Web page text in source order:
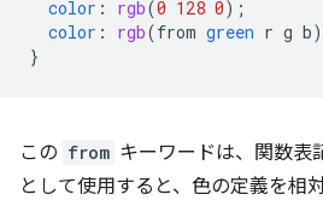
color : rgb(0 128 0);
color : rgb(from green r g b
}
この from キーワードは、関数表
として使用すると、色の定義を相